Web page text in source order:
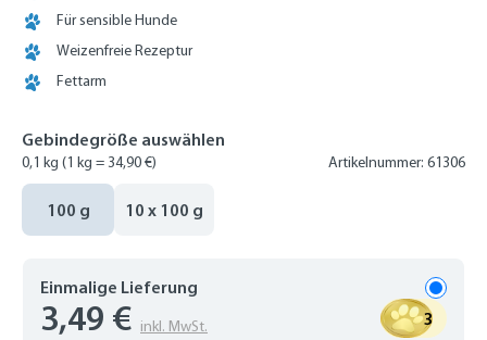
Für sensible Hunde
Weizenfreie Rezeptur
Fettarm
Gebindegröße auswählen
0,1 kg (1 kg = 34,90 €) Artikelnummer: 61306
100 g 10 x 100 g
Einmalige Lieferung
3,49 € inkl. MwSt. 3